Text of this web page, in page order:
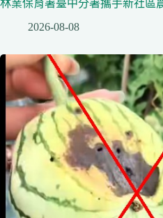
林業保育署臺中分署攜手新社區
2026-08-08